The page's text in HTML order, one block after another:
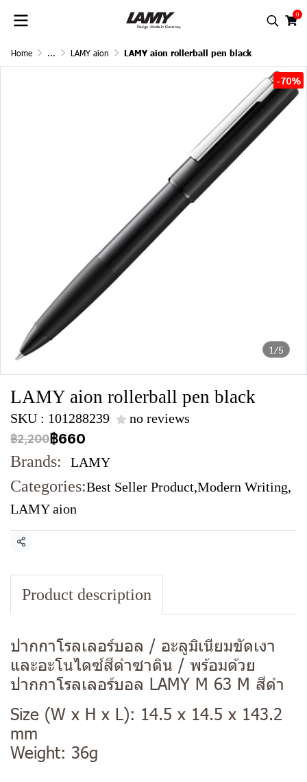
0
Home ... LAMY aion LAMY aion rollerball pen black
1/5
-70%
LAMY aion rollerball pen black
SKU : 101288239 no reviews
฿2,200฿660
Brands: LAMY
Categories:Best Seller Product,Modern Writing,
LAMY aion
Share
Product description
ปากกาโรลเลอร์บอล / อะลูมิเนียมขัดเงา
และอะโนไดซ์สีดำซาติน / พร้อมด้วย
ปากกาโรลเลอร์บอล LAMY M 63 M สีดำ
Size (W x H x L): 14.5 x 14.5 x 143.2
mm
Weight: 36g